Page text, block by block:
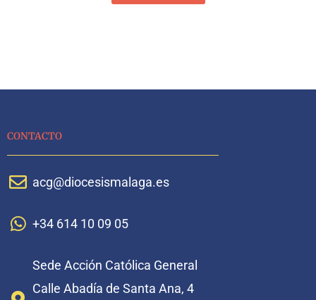
CONTACTO
acg@diocesismalaga.es
+34 614 10 09 05
Sede Acción Católica General
Calle Abadía de Santa Ana, 4